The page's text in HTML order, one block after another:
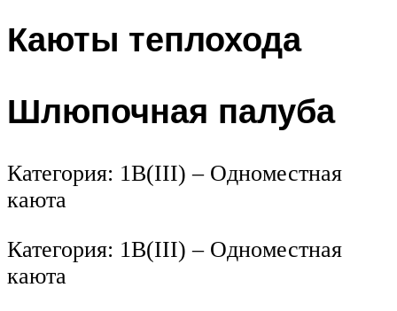
Каюты теплохода
Шлюпочная палуба
Категория: 1В(III) – Одноместная
каюта
Категория: 1В(III) – Одноместная
каюта